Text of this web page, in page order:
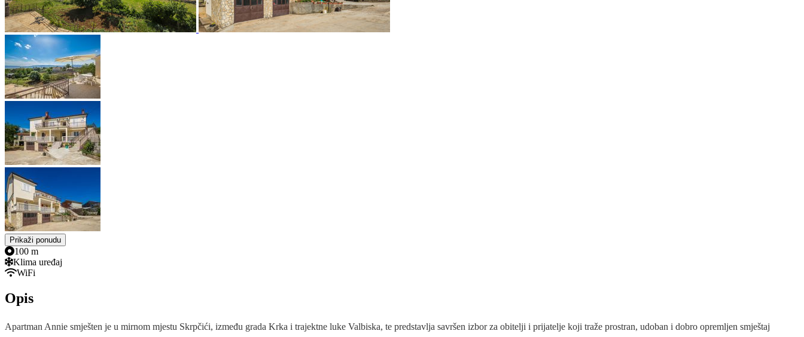
Prikaži ponudu
100 m
Klima uređaj
WiFi
Opis
Apartman Annie smješten je u mirnom mjestu Skrpčići, između grada Krka i trajektne luke Valbiska, te predstavlja savršen izbor za obitelji i prijatelje koji traže prostran, udoban i dobro opremljen smještaj